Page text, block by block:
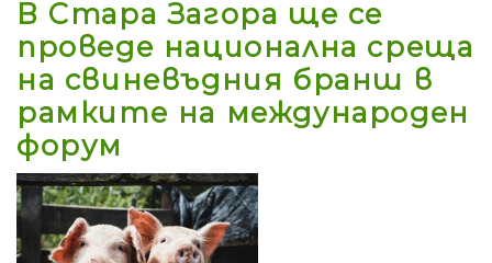
В Стара Загора ще се
проведе национална среща
на свиневъдния бранш в
рамките на международен
форум